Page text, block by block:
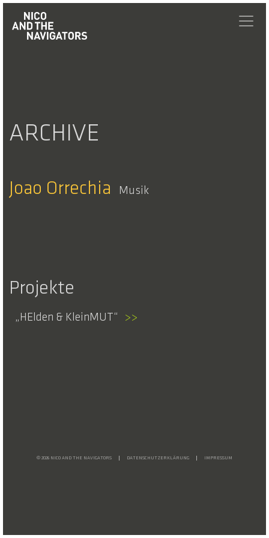
ARCHIVE
Joao Orrechia Musik
Projekte
HElden & KleinMUT >>
© 2026 NICO AND THE NAVIGATORS DATENSCHUTZERKLÄRUNG IMPRESSUM